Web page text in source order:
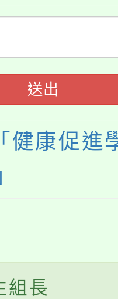
輔導中心
導、社會
參加。
影音徵選
活動海報
。
年度學生
參觀特色
計畫」
育部表揚
獻獎」
送出
健康促進
組長